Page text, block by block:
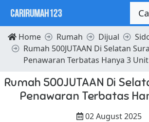
Home Rumah Dijual
Rumah 500JUTAAN Di Selatan
Penawaran Terbatas Hanya 3 Unit
Rumah 500JUTAAN Di
Penawaran Terbatas
02 August 2025